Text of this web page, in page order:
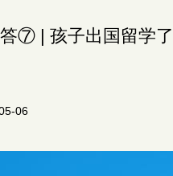
⑦ | 孩子出国留学
06